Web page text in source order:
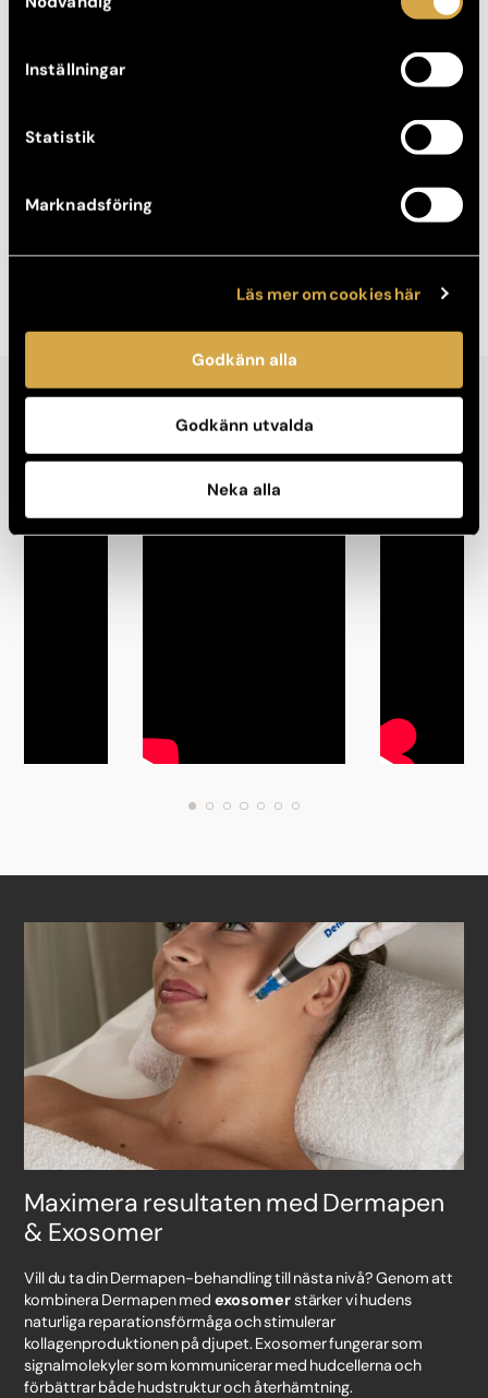
Inställningar
Statistik
Marknadsföring
Läs mer om cookies här
Godkänn alla
Godkänn utvalda
Neka alla
vara lite röd och svullen, men det försvinner oftast efter
Efter behandlingen är det viktigt att du försöker att inte
För att bevara en fin hud med mycket lyster
Träning, sporter eller bastubad som gör att du svettas
Boka tid
Maximera resultaten med Dermapen
& Exosomer
Vill du ta din Dermapen-behandling till nästa nivå? Genom att
kombinera Dermapen med exosomerstärker vi hudens
naturliga reparationsförmåga och stimulerar
kollagenproduktionen på djupet. Exosomer fungerar som
signalmolekyler som kommunicerar med hudcellerna och
förbättrar både hudstruktur och återhämtning.